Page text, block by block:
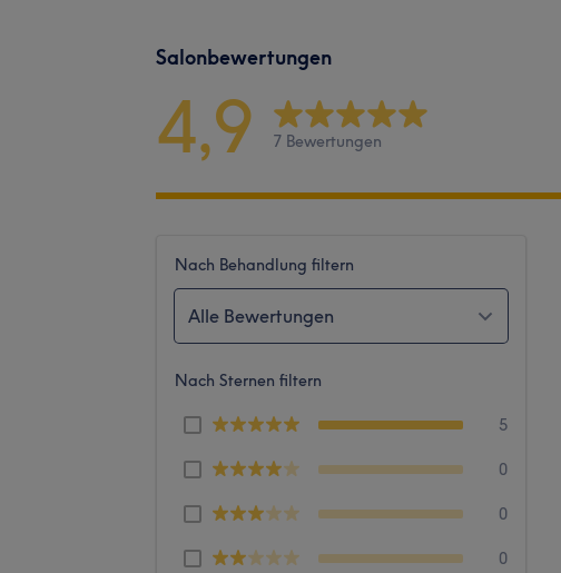
Salonbewertungen
4,9 7 Bewertungen
Nach Behandlung filtern
Alle Bewertungen
Nach Sternen filtern
5
0
0
0